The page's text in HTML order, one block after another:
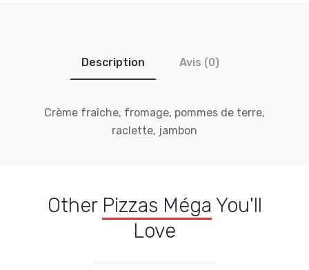
Description Avis (0)
Crème fraîche, fromage, pommes de terre,
raclette, jambon
Other Pizzas Méga You'll
Love